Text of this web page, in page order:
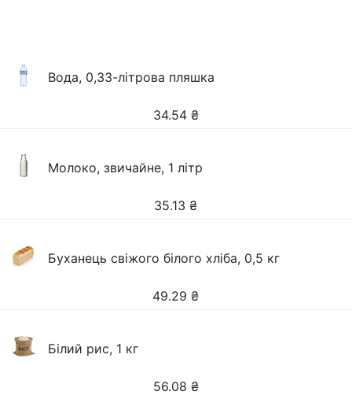
Вода, 0,33-літрова пляшка
34.54 ₴
Молоко, звичайне, 1 літр
35.13 ₴
Буханець свіжого білого хліба, 0,5 кг
49.29 ₴
Білий рис, 1 кг
56.08 ₴